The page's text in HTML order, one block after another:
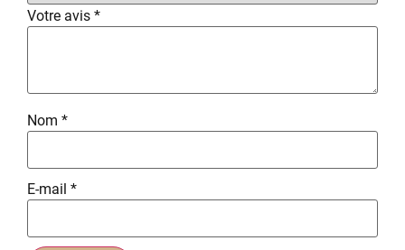
Votre avis *
Nom *
E-mail *